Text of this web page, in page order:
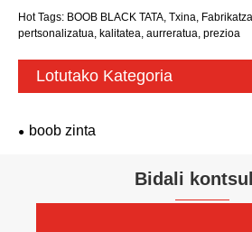
Hot Tags: BOOB BLACK TATA, Txina,
pertsonalizatua, kalitatea, aurreratua, prezioa
Lotutako Kategoria
boob zinta
Bidali